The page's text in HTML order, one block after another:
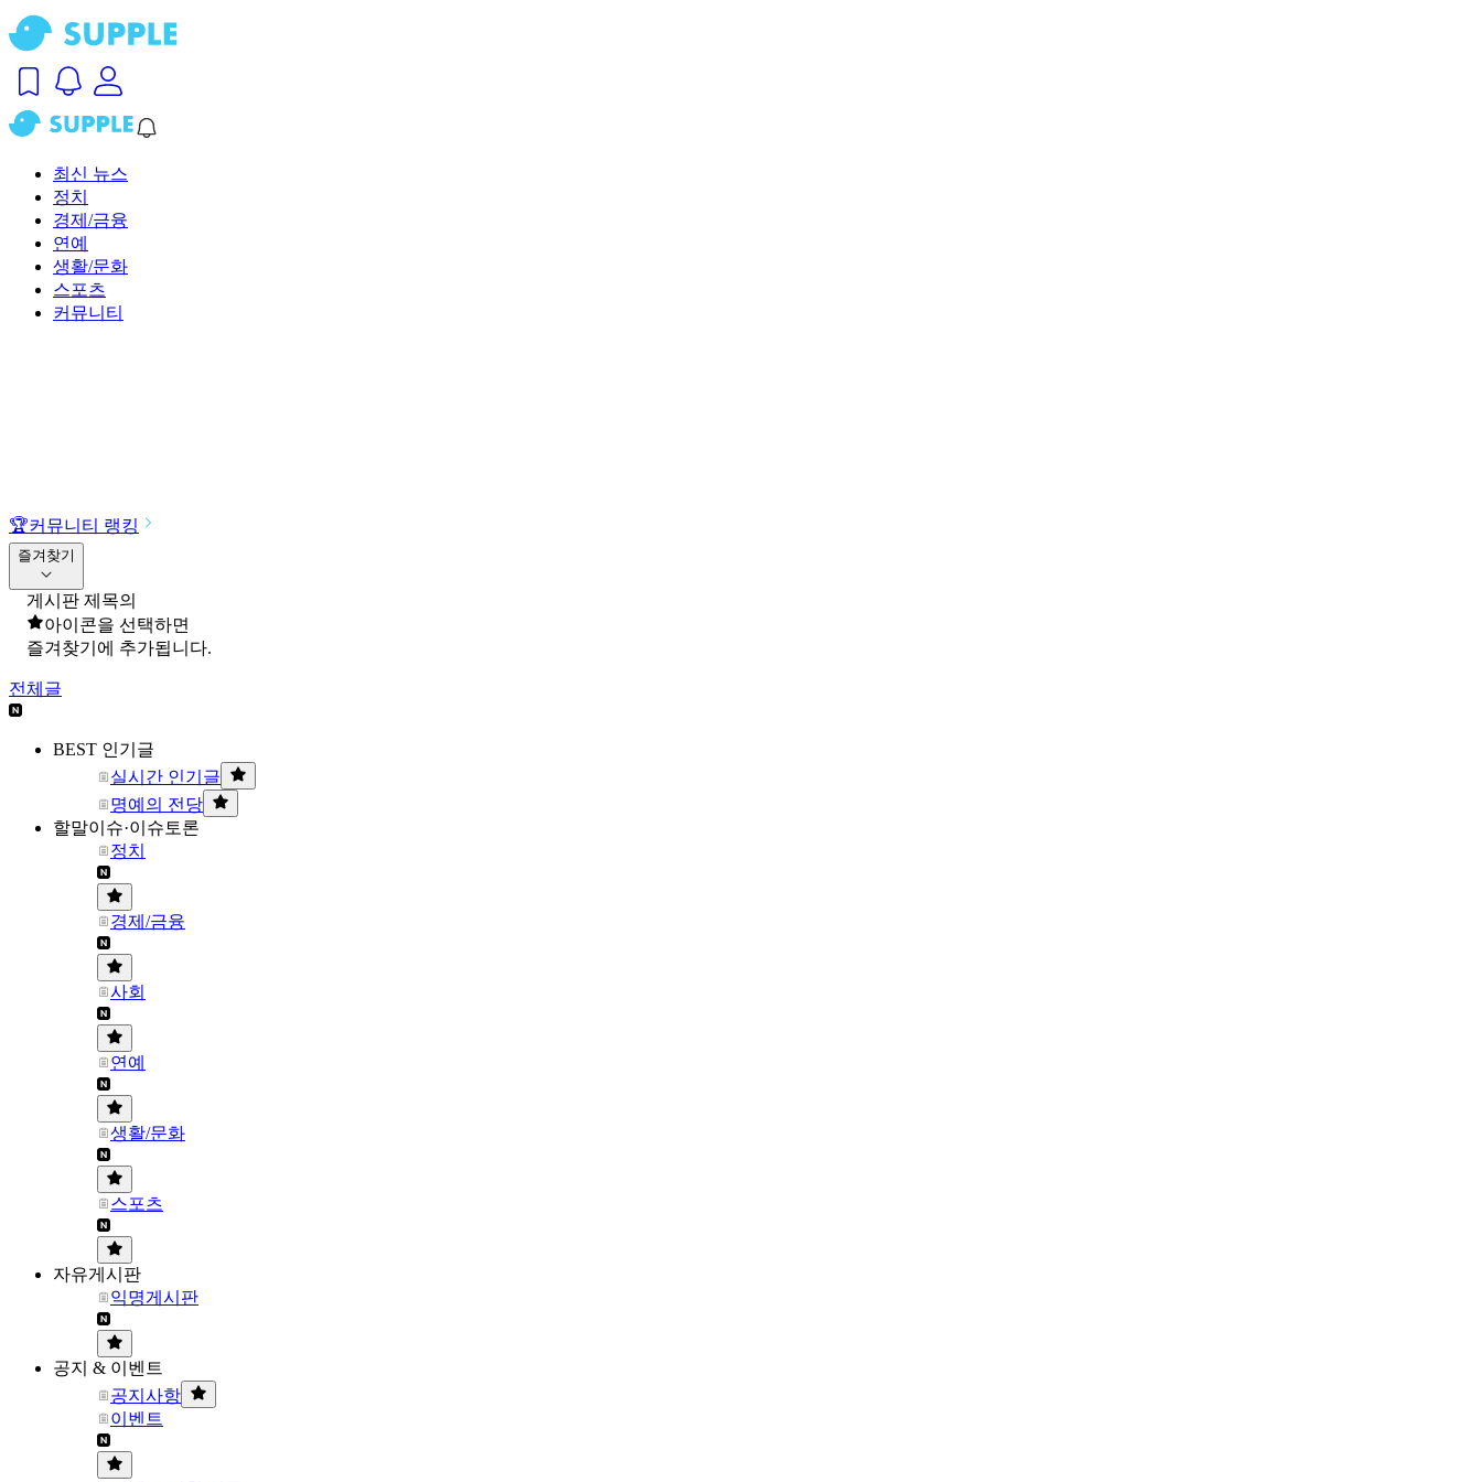
최신 뉴스
정치
경제/금융
연예
생활/문화
스포츠
커뮤니티
🏆커뮤니티 랭킹
즐겨찾기
게시판 제목의
아이콘을 선택하면
즐겨찾기에 추가됩니다.
전체글
BEST 인기글
실시간 인기글
명예의 전당
할말이슈·이슈토론
정치
경제/금융
사회
연예
생활/문화
스포츠
자유게시판
익명게시판
공지 & 이벤트
공지사항
이벤트